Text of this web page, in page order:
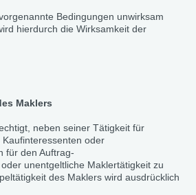
Bedingungen unwirksam
hierdurch die Wirksamkeit der
Maklers
neben seiner Tätigkeit für
oder
für den Auftrag-
unentgeltliche Maklertätigkeit zu
des Maklers wird ausdrücklich